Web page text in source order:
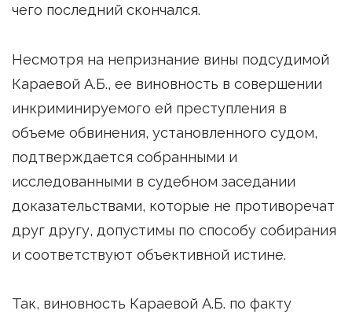
чего последний скончался.
Несмотря на непризнание вины подсудимой
Караевой А.Б., ее виновность в совершении
инкриминируемого ей преступления в
объеме обвинения, установленного судом,
подтверждается собранными и
исследованными в судебном заседании
доказательствами, которые не противоречат
друг другу, допустимы по способу собирания
и соответствуют объективной истине.
Так, виновность Караевой А.Б. по факту